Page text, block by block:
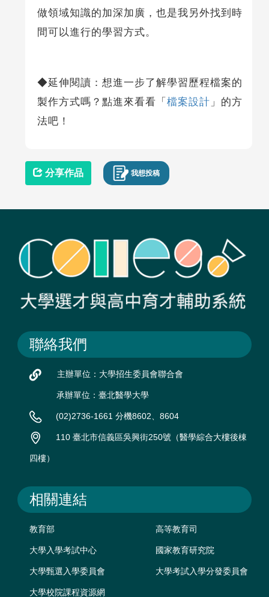
做領域知識的加深加廣，也是我另外找到時
間可以進行的學習方式。
◆延伸閱讀：想進一步了解學習歷程檔案的
製作方式嗎？點進來看看「 檔案設計 」的方
法吧！
分享作品 我想投稿
聯絡我們
主辦單位：大學招生委員會聯合會
承辦單位：臺北醫學大學
(02)2736-1661 分機8602、8604
110 臺北市信義區吳興街250號（醫學綜合大樓後棟
四樓）
相關連結
教育部 高等教育司
大學入學考試中心 國家教育研究院
大學甄選入學委員會 大學考試入學分發委員會
大學校院課程資源網